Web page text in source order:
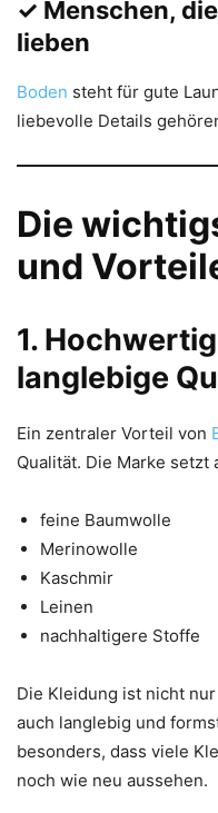
✓ Menschen,
lieben
Boden steht für gute
liebevolle Details
Die
und
1.
langlebige
Ein zentraler Vorteil von
Qualität. Die Marke setzt
feine Baumwolle
Merinowolle
Kaschmir
Leinen
nachhaltigere Stoffe
Die Kleidung ist nicht
auch langlebig und
besonders, dass viele
noch wie neu aussehen.